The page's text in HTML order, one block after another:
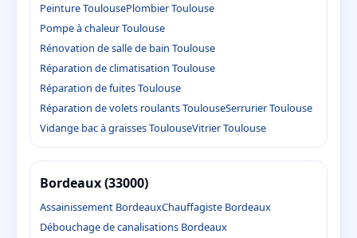
Peinture ToulousePlombier Toulouse
Pompe à chaleur Toulouse
Rénovation de salle de bain Toulouse
Réparation de climatisation Toulouse
Réparation de fuites Toulouse
Réparation de volets roulants ToulouseSerrurier Toulouse
Vidange bac à graisses ToulouseVitrier Toulouse
Bordeaux (33000)
Assainissement BordeauxChauffagiste Bordeaux
Débouchage de canalisations Bordeaux